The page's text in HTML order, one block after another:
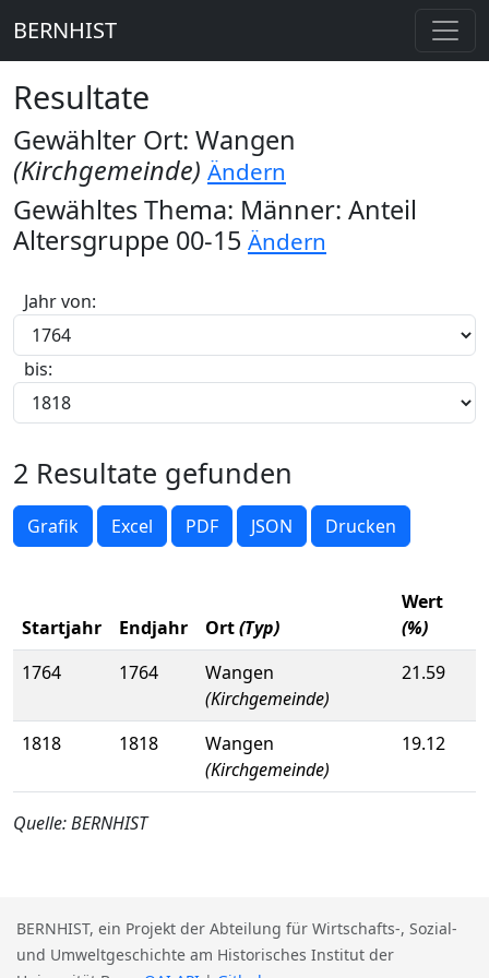
BERNHIST
Resultate
Gewählter Ort: Wangen
(Kirchgemeinde) Ändern
Gewähltes Thema: Männer: Anteil
Altersgruppe 00-15 Ändern
Jahr von:
bis:
2 Resultate gefunden
Grafik Excel PDF JSON Drucken
Startjahr Endjahr Ort(Typ)
Wert
(%)
1764
1764
Wangen
(Kirchgemeinde)
21.59
1818 1818
Wangen
(Kirchgemeinde)
19.12
Quelle: BERNHIST
BERNHIST, ein Projekt der Abteilung für Wirtschafts-, Sozial-
und Umweltgeschichte am Historisches Institut der